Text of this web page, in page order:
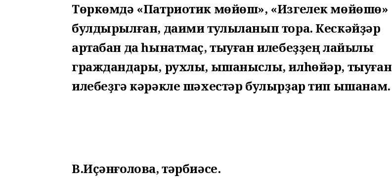
Төркөмдә «Патриотик мөйөш», «Изгелек мөйөшө»
булдырылған, даими тулыланып тора. Кескәйҙәр
артабан да һынатмаҫ, тыуған илебеҙҙең лайыҡлы
граждандары, рухлы, ышаныслы, илһөйәр, тыуған
илебеҙгә кәрәкле шәхестәр булырҙар тип ышанам.
В.Иҫәнғолова, тәрбиәсе.